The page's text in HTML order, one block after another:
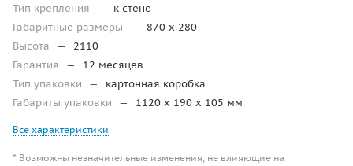
Тип крепления —
к стене
Габаритные размеры
—
870 х 280
Высота
—
2110
Гарантия
—
12 месяцев
Тип упаковки
—
картонная коробка
Габариты упаковки
— 1120 x 190 х 105 мм
Все характеристики
* Возможны незначительные изменения, не влияющие на